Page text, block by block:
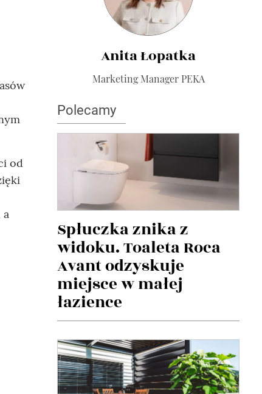
od
a
Anita Łopatka
Marketing Manager PEKA
Polecamy
Spłuczka znika z
widoku. Toaleta Roca
Avant odzyskuje
miejsce w małej
łazience